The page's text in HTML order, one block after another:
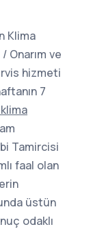
Klima
Onarım ve
hizmeti
7
Tamircisi
faal olan
üstün
odaklı